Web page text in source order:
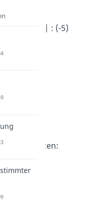
= t
-5t | : (-5)
in
einsetzen:
7 – 8